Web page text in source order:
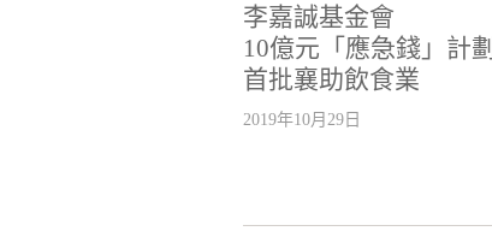
李嘉誠基金會
10億元「應急錢」計劃
首批襄助飲食業
2019年10月29日